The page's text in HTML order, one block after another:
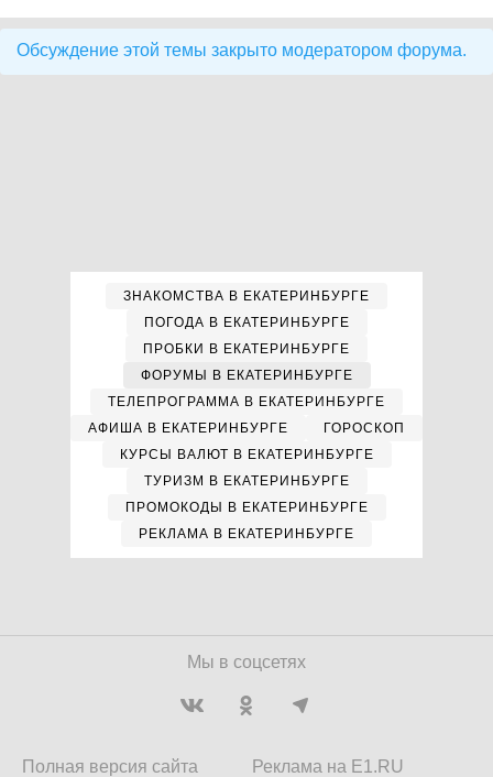
Обсуждение этой темы закрыто модератором форума.
ЗНАКОМСТВА В ЕКАТЕРИНБУРГЕ
ПОГОДА В ЕКАТЕРИНБУРГЕ
ПРОБКИ В ЕКАТЕРИНБУРГЕ
ФОРУМЫ В ЕКАТЕРИНБУРГЕ
ТЕЛЕПРОГРАММА В ЕКАТЕРИНБУРГЕ
АФИША В ЕКАТЕРИНБУРГЕ
ГОРОСКОП
КУРСЫ ВАЛЮТ В ЕКАТЕРИНБУРГЕ
ТУРИЗМ В ЕКАТЕРИНБУРГЕ
ПРОМОКОДЫ В ЕКАТЕРИНБУРГЕ
РЕКЛАМА В ЕКАТЕРИНБУРГЕ
Мы в соцсетях
Полная версия сайта
Реклама на E1.RU